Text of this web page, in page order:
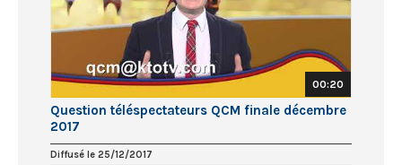
00:20
Question téléspectateurs QCM finale décembre
2017
Diffusé le 25/12/2017